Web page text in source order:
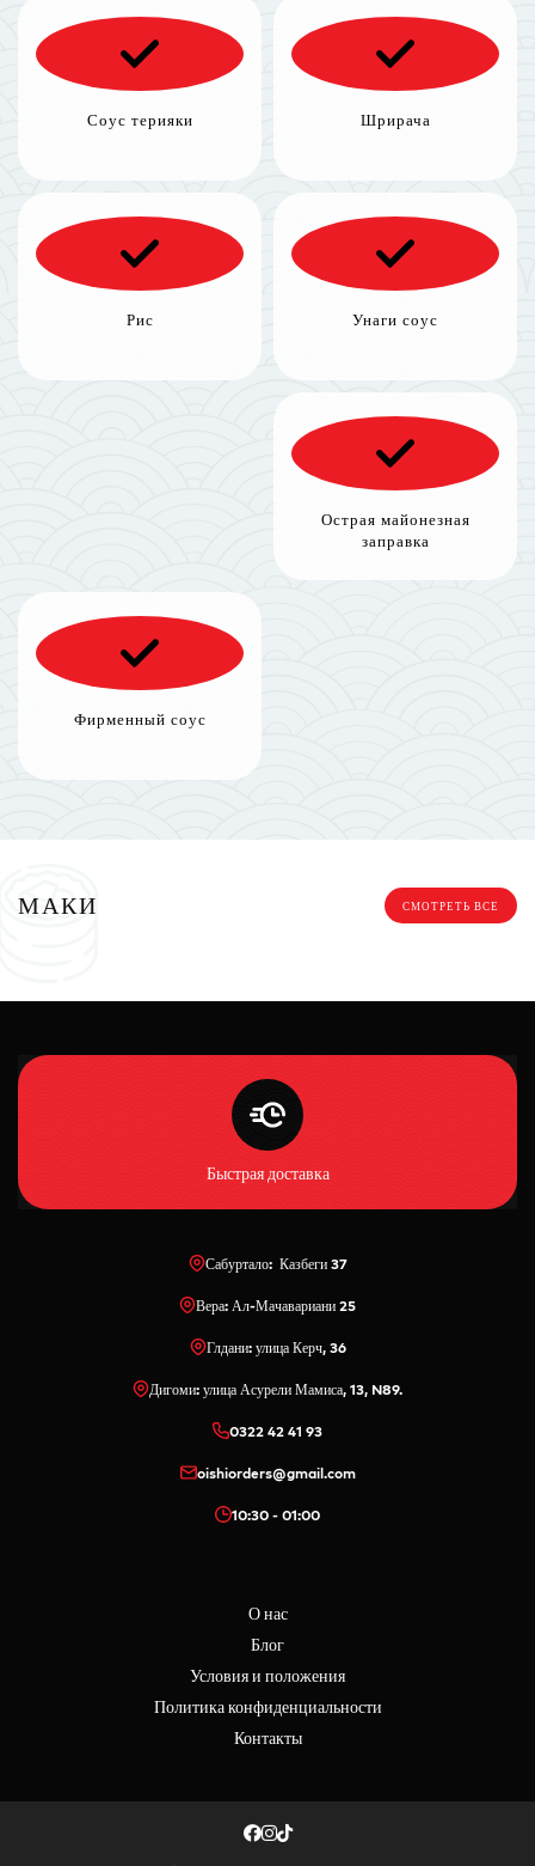
Соус терияки Шрирача
Рис Унаги соус
Острая майонезная
заправка
Фирменный соус
МАКИ СМОТРЕТЬ ВСЕ
Быстрая доставка
Сабуртало: Казбеги 37
Вера: Ал-Мачавариани 25
Глдани: улица Керч, 36
Дигоми: улица Асурели Мамиса, 13, N89.
0322 42 41 93
oishiorders@gmail.com
10:30 - 01:00
О нас
Блог
Условия и положения
Политика конфиденциальности
Контакты